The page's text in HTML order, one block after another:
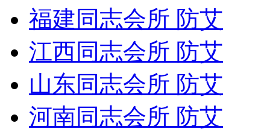
福建同志会所 防艾
江西同志会所 防艾
山东同志会所 防艾
河南同志会所 防艾